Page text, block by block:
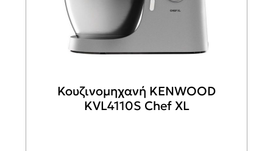
Κουζινομηχανή KENWOOD
KVL4110S Chef XL